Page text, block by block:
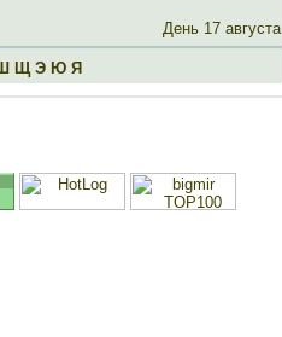
День 17 августа
Щ Э Ю Я